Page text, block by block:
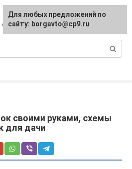
ними
своими руками, схемы
для дачи
Для любых предложений по
сайту: borgavto@cp9.ru